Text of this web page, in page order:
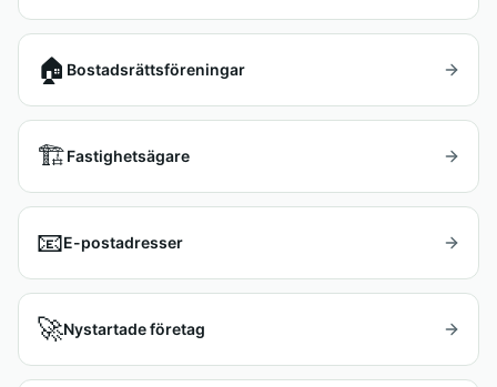
🏠 Bostadsrättsföreningar
🏗️Fastighetsägare
📧E-postadresser
🚀Nystartade företag